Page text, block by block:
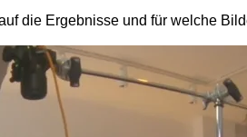
die Ergebnisse und für welche